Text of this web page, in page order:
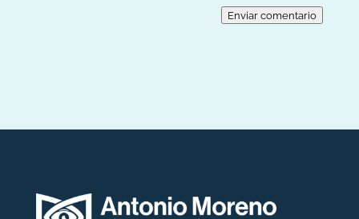
Enviar comentario